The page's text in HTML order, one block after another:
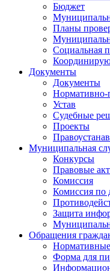
Бюджет
Планы
Социальная
Документы
Документы
Нормативно-
Устав
Судебные
Проекты
Муниципальная
Конкурсы
Правовые
Комиссия
Комиссия по
Защита
Обращения
Форма для